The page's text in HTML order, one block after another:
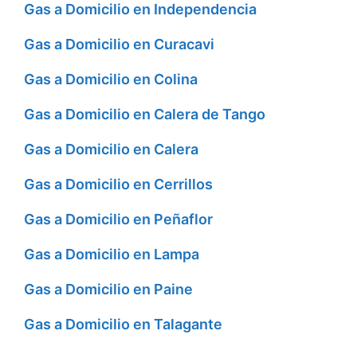
Gas a Domicilio en Independencia
Gas a Domicilio en Curacavi
Gas a Domicilio en Colina
Gas a Domicilio en Calera de Tango
Gas a Domicilio en Calera
Gas a Domicilio en Cerrillos
Gas a Domicilio en Peñaflor
Gas a Domicilio en Lampa
Gas a Domicilio en Paine
Gas a Domicilio en Talagante